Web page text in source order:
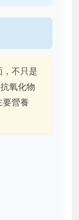
，不只是
氧化物
要營養